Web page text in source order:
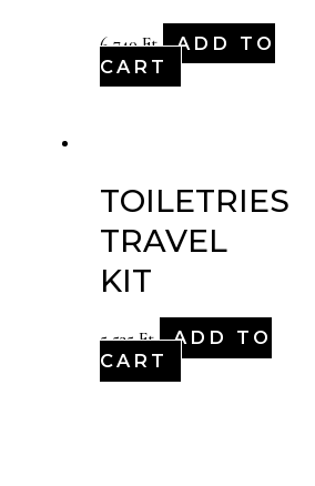
6,740Ft
ADD TO
CART
TOILETRIES
TRAVEL
KIT
5,535Ft
ADD TO
CART